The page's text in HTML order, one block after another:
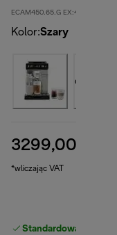
ECAM450.65.G EX:4
Kolor:Szary
3299,00 zł
*wliczając VAT
Standardowa